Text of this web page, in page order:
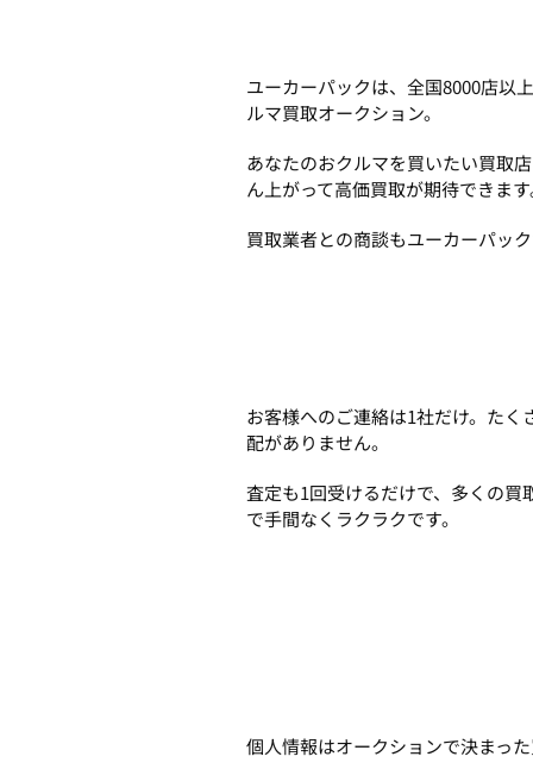
ユーカーパックは、全国8000店以
ルマ買取オークション。
あなたのおクルマを買いたい買取
ん上がって高価買取が期待できま
買取業者との商談もユーカーパッ
お客様へのご連絡は1社だけ。た
配がありません。
査定も1回受けるだけで、多くの
で手間なくラクラクです。
個人情報はオークションで決まっ